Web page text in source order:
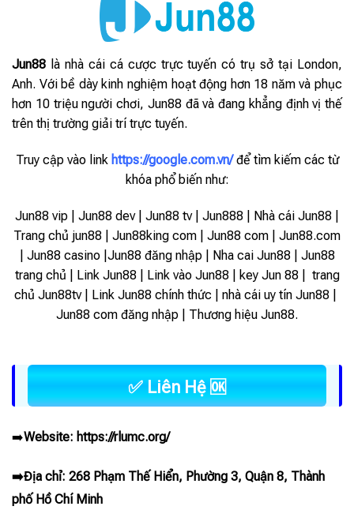
Jun88 là nhà cái cá cược trực tuyến có trụ sở tại London,
Anh. Với bề dày kinh nghiệm hoạt động hơn 18 năm và phục
hơn 10 triệu người chơi, Jun88 đã và đang khẳng định vị thế
trên thị trường giải trí trực tuyến.
Truy cập vào link https://google.com.vn/ để tìm kiếm các từ
khóa phổ biến như:
Jun88 vip | Jun88 dev | Jun88 tv | Jun888 | Nhà cái Jun88 |
Trang chủ jun88 | Jun88king com | Jun88 com | Jun88.com
| Jun88 casino |Jun88 đăng nhập | Nha cai Jun88 | Jun88
trang chủ | Link Jun88 | Link vào Jun88 |
key Jun 88 | trang
chủ Jun88tv | Link Jun88 chính thức | nhà cái uy tín Jun88 |
Jun88 com đăng nhập | Thương hiệu Jun88.
✅ Liên Hệ 🆗
➡️Website: https://rlumc.org/
➡️Địa chỉ: 268 Phạm Thế Hiển, Phường 3, Quận 8, Thành
phố Hồ Chí Minh